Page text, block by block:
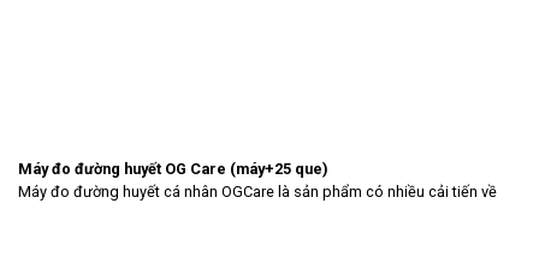
Máy đo đường huyết OG Care (máy+25 que)
Máy đo đường huyết cá nhân OGCare là sản phẩm có nhiều cải tiến về